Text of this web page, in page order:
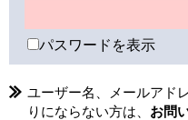
パスワードを表示
ユーザー名、メールアド
りにならない方は、 お問